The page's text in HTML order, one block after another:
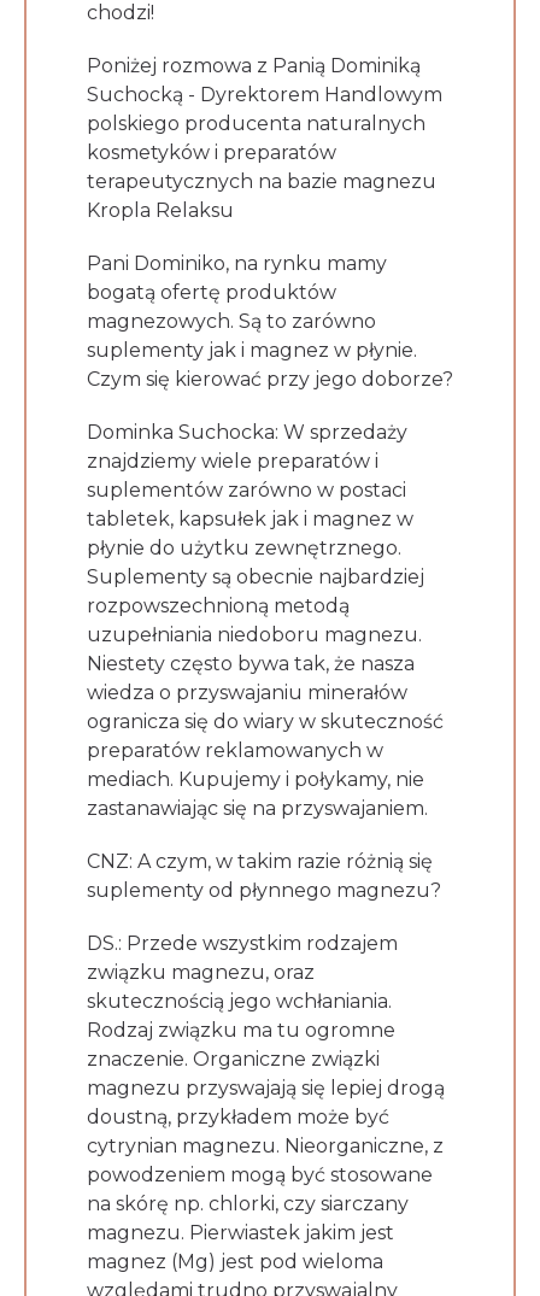
chodzi!
Poniżej rozmowa z Panią Dominiką
Suchocką - Dyrektorem Handlowym
polskiego producenta naturalnych
kosmetyków i preparatów
terapeutycznych na bazie magnezu
Kropla Relaksu
Pani Dominiko, na rynku mamy
bogatą ofertę produktów
magnezowych. Są to zarówno
suplementy jak i magnez w płynie.
Czym się kierować przy jego doborze?
Dominka Suchocka: W sprzedaży
znajdziemy wiele preparatów i
suplementów zarówno w postaci
tabletek, kapsułek jak i magnez w
płynie do użytku zewnętrznego.
Suplementy są obecnie najbardziej
rozpowszechnioną metodą
uzupełniania niedoboru magnezu.
Niestety często bywa tak, że nasza
wiedza o przyswajaniu minerałów
ogranicza się do wiary w skuteczność
preparatów reklamowanych w
mediach. Kupujemy i połykamy, nie
zastanawiając się na przyswajaniem.
CNZ: A czym, w takim razie różnią się
suplementy od płynnego magnezu?
DS.: Przede wszystkim rodzajem
związku magnezu, oraz
skutecznością jego wchłaniania.
Rodzaj związku ma tu ogromne
znaczenie. Organiczne związki
magnezu przyswajają się lepiej drogą
doustną, przykładem może być
cytrynian magnezu. Nieorganiczne, z
powodzeniem mogą być stosowane
na skórę np. chlorki, czy siarczany
magnezu. Pierwiastek jakim jest
magnez (Mg) jest pod wieloma
względami trudno przyswajalny